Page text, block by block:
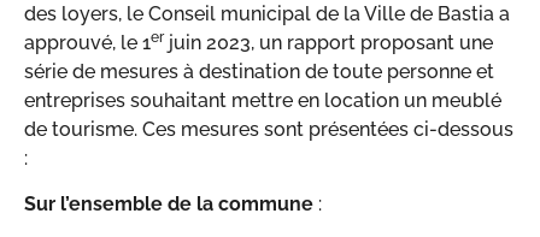
des loyers, le Conseil municipal de la Ville de Bastia a
approuvé, le 1erjuin 2023, un rapport proposant une
série de mesures à destination de toute personne et
entreprises souhaitant mettre en location un meublé
de tourisme. Ces mesures sont présentées ci-dessous
:
Sur l’ensemble de la commune :